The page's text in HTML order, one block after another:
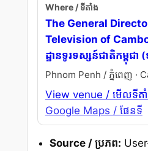
Where / ទីតាំង
The General
Television of
ដ្ឋានទូរទស្សន៍ជាតិកម្ពុជា
Phnom Penh / ភ្នំពេញ ·
View venue / មើលទីត
Google Maps / ផែនទី
Source / ប្រភព: